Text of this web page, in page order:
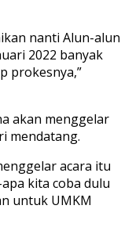
nanti Alun-alun
2022 banyak
prokesnya,”
akan menggelar
mendatang.
acara itu
kita coba dulu
untuk UMKM